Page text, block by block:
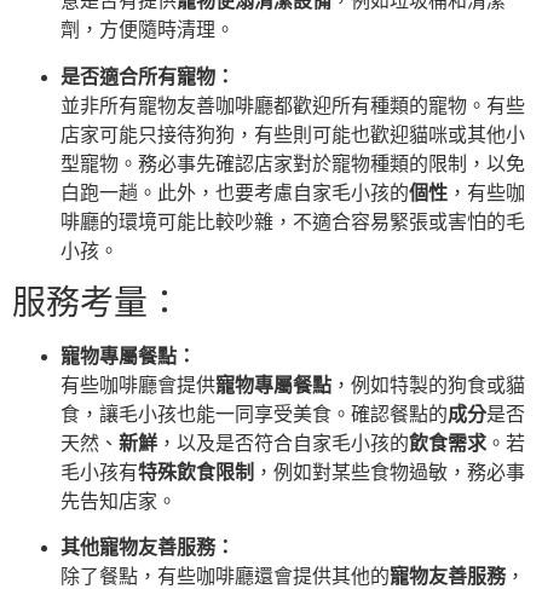
劑，方便隨時清理。
是否適合所有寵物：
並非所有寵物友善咖啡廳都歡迎所有種類的寵物。有些
店家可能只接待狗狗，有些則可能也歡迎貓咪或其他小
型寵物。務必事先確認店家對於寵物種類的限制，以免
白跑一趟。此外，也要考慮自家毛小孩的個性 ，有些咖
啡廳的環境可能比較吵雜，不適合容易緊張或害怕的毛
小孩。
服務考量：
寵物專屬餐點：
有些咖啡廳會提供寵物專屬餐點 ，例如特製的狗食或貓
食，讓毛小孩也能一同享受美食。確認餐點的成分是否
天然、 新鮮 ，以及是否符合自家毛小孩的飲食需求 。若
毛小孩有特殊飲食限制 ，例如對某些食物過敏，務必事
先告知店家。
其他寵物友善服務：
除了餐點，有些咖啡廳還會提供其他的寵物友善服務，